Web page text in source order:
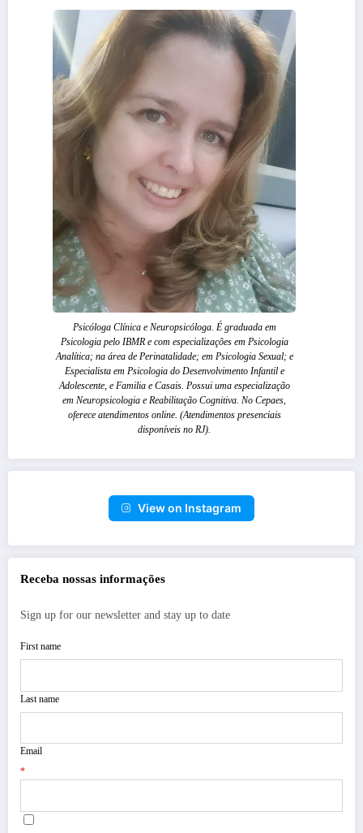
Psicóloga Clínica e Neuropsicóloga. É graduada em
Psicologia pelo IBMR e com especializações em Psicologia
Analítica; na área de Perinatalidade; em Psicologia Sexual; e
Especialista em Psicologia do Desenvolvimento Infantil e
Adolescente, e Familia e Casais. Possui uma especialização
em Neuropsicologia e Reabilitação Cognitiva. No Cepaes,
oferece atendimentos online. (Atendimentos presenciais
disponíveis no RJ).
View on Instagram
Receba nossas informações
Sign up for our newsletter and stay up to date
First name
Last name
Email
*